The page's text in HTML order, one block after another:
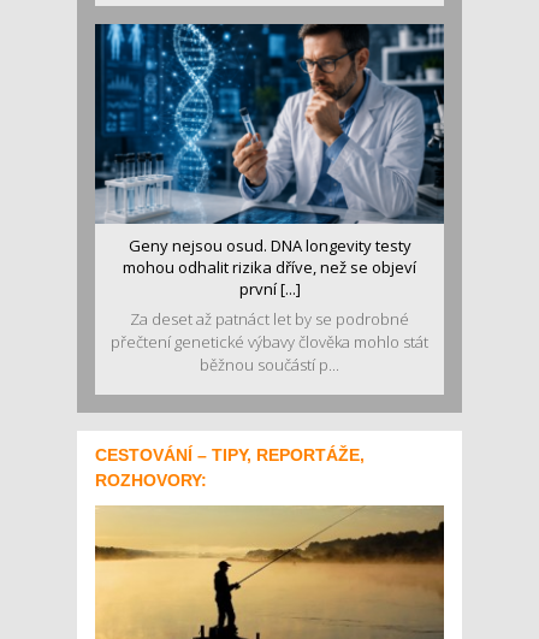
Geny nejsou osud. DNA longevity testy
mohou odhalit rizika dříve, než se objeví
první [...]
Za deset až patnáct let by se podrobné
přečtení genetické výbavy člověka mohlo stát
běžnou součástí p...
CESTOVÁNÍ – TIPY, REPORTÁŽE,
ROZHOVORY: